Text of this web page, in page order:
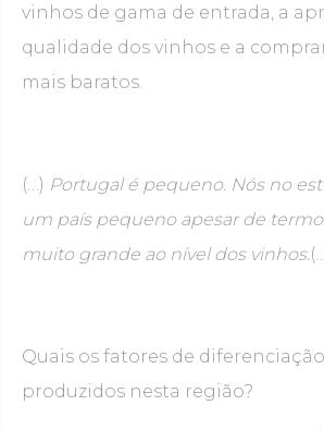
vinhos de gama de entrada, a
qualidade dos vinhos e a
mais baratos.
(…) Portugal é pequeno. Nós no
um país pequeno apesar de
muito grande ao nível dos vinhos.
Quais os fatores de
produzidos nesta região?